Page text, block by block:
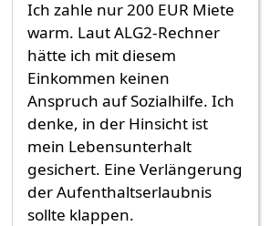
Ich zahle nur 200 EUR Miete
warm. Laut ALG2-Rechner
hätte ich mit diesem
Einkommen keinen
Anspruch auf Sozialhilfe. Ich
denke, in der Hinsicht ist
mein Lebensunterhalt
gesichert. Eine Verlängerung
der Aufenthaltserlaubnis
sollte klappen.